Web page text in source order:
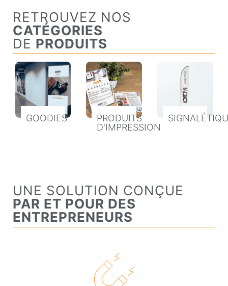
RETROUVEZ NOS
CATÉGORIES
DE PRODUITS
GOODIES
PRODUITS
D'IMPRESSION
UNE SOLUTION CONÇUE
PAR ET POUR DES
ENTREPRENEURS